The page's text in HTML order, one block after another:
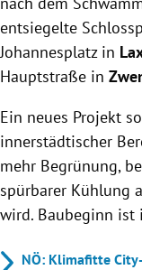
entsiegelte
Johannesplatz in
Hauptstraße in
Ein neues Projekt
innerstädtischer
mehr Begrünung,
spürbarer Kühlung
wird. Baubeginn ist
NÖ: Klimafitte